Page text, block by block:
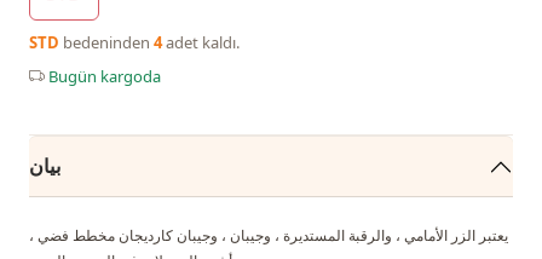
STD bedeninden 4adet kaldı.
Bugün kargoda
بيان
يعتبر الزر الأمامي ، والرقبة المستديرة ، وجيبان ، وجيبان كارديجان مخطط فضي ،